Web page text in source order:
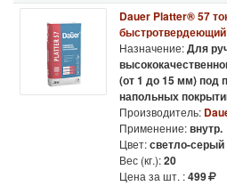
Dauer Platter® 57
быстротвердеющий
Назначение:Для
(от 1 до 15 мм) под
напольных
Производитель:
Применение:внутр.
Цвет:светло-серый
Вес (кг.):20
Цена за шт. :499